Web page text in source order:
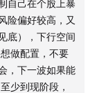
。
间有点像相互竞
位。人民币兑美
一篮子货币上半
自己在个股上暴
险偏好较高，又
底），下行空间
做配置，不要
，下一波如果能
少到现阶段，